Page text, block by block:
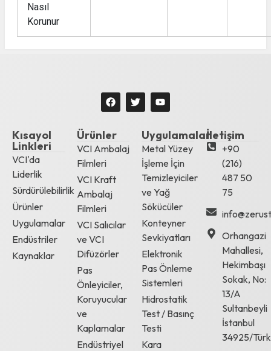
Nasıl
Korunur
Kısayol
Linkleri
VCI'da
Liderlik
Sürdürülebilirlik
Ürünler
Uygulamalar
Endüstriler
Kaynaklar
Ürünler
VCI Ambalaj
Filmleri
VCI Kraft
Ambalaj
Filmleri
VCI Salıcılar
ve VCI
Difüzörler
Pas
Önleyiciler,
Koruyucular
ve
Kaplamalar
Endüstriyel
Uygulamalar
Metal Yüzey
İşleme İçin
Temizleyiciler
ve Yağ
Sökücüler
Konteyner
Sevkiyatları
Elektronik
Pas Önleme
Sistemleri
Hidrostatik
Test / Basınç
Testi
Kara
İletişim
+90
(216)
487 50
75
Orhangazi
Mahallesi,
Hekimbaşı
Sokak, No:
13/A
Sultanbeyli
İstanbul
34925/